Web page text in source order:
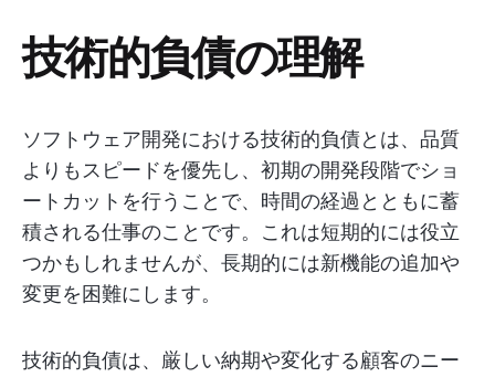
技術的負債の理解
ソフトウェア開発における技術的負債とは、品質
よりもスピードを優先し、初期の開発段階でショ
ートカットを行うことで、時間の経過とともに蓄
積される仕事のことです。これは短期的には役立
つかもしれませんが、長期的には新機能の追加や
変更を困難にします。
技術的負債は、厳しい納期や変化する顧客のニー